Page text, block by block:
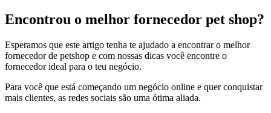
Encontrou o melhor fornecedor pet shop?
Esperamos que este artigo tenha te ajudado a encontrar o melhor
fornecedor de petshop e com nossas dicas você encontre o
fornecedor ideal para o teu negócio.
Para você que está começando um negócio online e quer conquistar
mais clientes, as redes sociais são uma ótima aliada.